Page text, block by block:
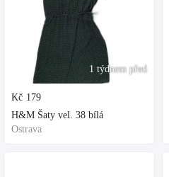
1 týdnem před
Kč 179
H&M Šaty vel. 38 bílá
Ostrava